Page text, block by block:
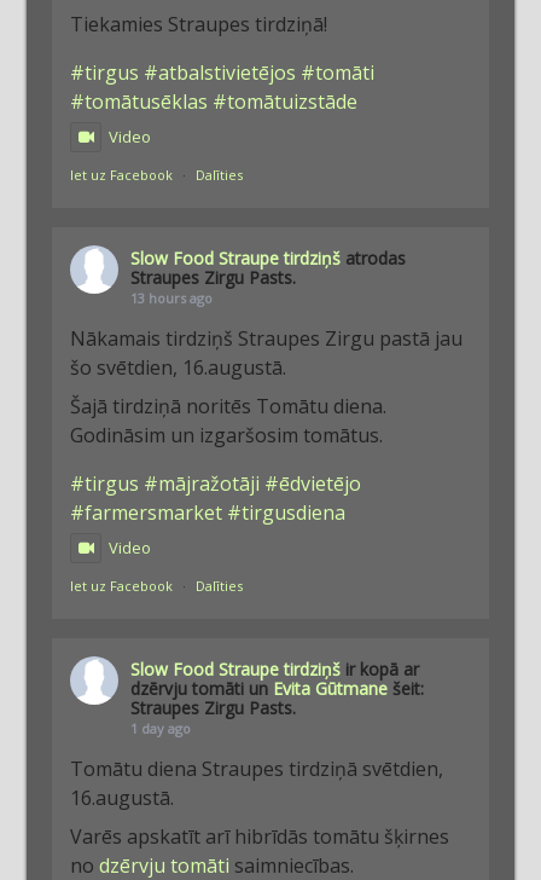
Tiekamies Straupes tirdziņā!
#tirgus #atbalstivietējos #tomāti
#tomātusēklas #tomātuizstāde
Video
Iet uz Facebook · Dalīties
Slow Food Straupe tirdziņš atrodas
Straupes Zirgu Pasts.
13 hours ago
Nākamais tirdziņš Straupes Zirgu pastā jau
šo svētdien, 16.augustā.
Šajā tirdziņā noritēs Tomātu diena.
Godināsim un izgaršosim tomātus.
#tirgus #mājražotāji #ēdvietējo
#farmersmarket #tirgusdiena
Video
Iet uz Facebook · Dalīties
Slow Food Straupe tirdziņš ir kopā ar
dzērvju tomāti un Evita Gūtmanešeit:
Straupes Zirgu Pasts.
1 day ago
Tomātu diena Straupes tirdziņā svētdien,
16.augustā.
Varēs apskatīt arī hibrīdās tomātu šķirnes
no dzērvju tomāti saimniecības.